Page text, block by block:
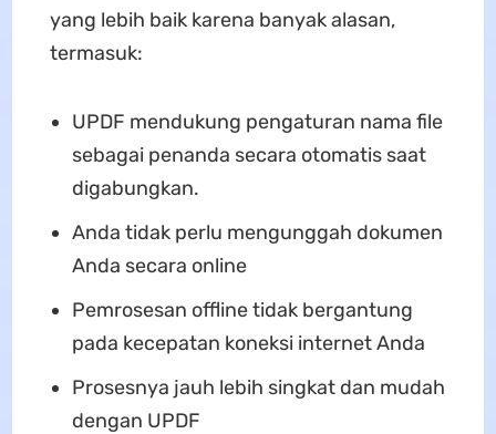
yang lebih baik karena banyak alasan,
termasuk:
UPDF mendukung pengaturan nama file
sebagai penanda secara otomatis saat
digabungkan.
Anda tidak perlu mengunggah dokumen
Anda secara online
Pemrosesan offline tidak bergantung
pada kecepatan koneksi internet Anda
Prosesnya jauh lebih singkat dan mudah
dengan UPDF